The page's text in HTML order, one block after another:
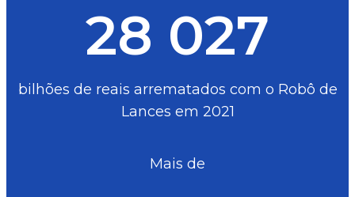
28 027
bilhões de reais arrematados com o Robô de
Lances em 2021
Mais de